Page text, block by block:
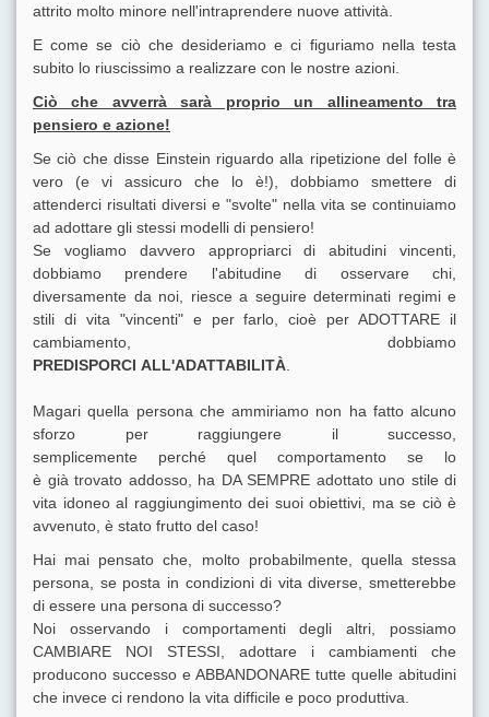
attrito molto minore nell'intraprendere nuove attività.
E come se ciò che desideriamo e ci figuriamo nella testa
subito lo riuscissimo a realizzare con le nostre azioni.
Ciò che avverrà sarà proprio un allineamento tra
pensiero e azione!
Se ciò che disse Einstein riguardo alla ripetizione del folle è
vero (e vi assicuro che lo è!), dobbiamo smettere di
attenderci risultati diversi e "svolte" nella vita se continuiamo
ad adottare gli stessi modelli di pensiero!
Se vogliamo davvero appropriarci di abitudini vincenti,
dobbiamo prendere l'abitudine di osservare chi,
diversamente da noi, riesce a seguire determinati regimi e
stili di vita "vincenti" e per farlo, cioè per ADOTTARE il
cambiamento, dobbiamo
PREDISPORCI ALL'ADATTABILITÀ
Magari quella persona che ammiriamo non ha fatto alcuno
sforzo per raggiungere il successo,
semplicemente perché quel comportamento se lo
è già trovato addosso, ha DA SEMPRE adottato uno stile di
vita idoneo al raggiungimento dei suoi obiettivi, ma se ciò è
avvenuto, è stato frutto del caso!
Hai mai pensato che, molto probabilmente, quella stessa
persona, se posta in condizioni di vita diverse, smetterebbe
di essere una persona di successo?
Noi osservando i comportamenti degli altri, possiamo
CAMBIARE NOI STESSI, adottare i cambiamenti che
producono successo e ABBANDONARE tutte quelle abitudini
che invece ci rendono la vita difficile e poco produttiva.